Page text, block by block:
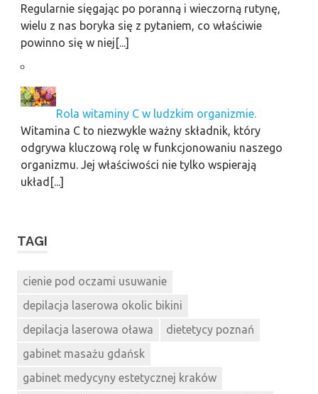
Regularnie sięgając po poranną i wieczorną rutynę,
wielu z nas boryka się z pytaniem, co właściwie
powinno się w niej[...]
Rola witaminy C w ludzkim organizmie.
Witamina C to niezwykle ważny składnik, który
odgrywa kluczową rolę w funkcjonowaniu naszego
organizmu. Jej właściwości nie tylko wspierają
układ[...]
TAGI
cienie pod oczami usuwanie
depilacja laserowa okolic bikini
depilacja laserowa oława
dietetycy poznań
gabinet masażu gdańsk
gabinet medycyny estetycznej kraków